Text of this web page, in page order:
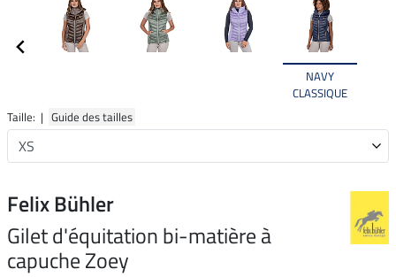
NAVY
CLASSIQUE
Taille: | Guide des tailles
Felix Bühler
Gilet d'équitation bi-matière à
capuche Zoey